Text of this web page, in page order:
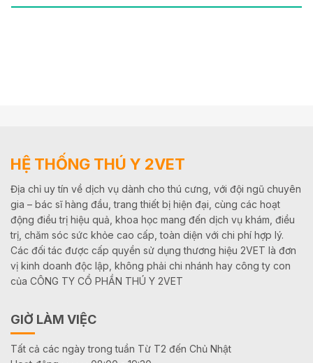
HỆ THỐNG THÚ Y 2VET
Địa chỉ uy tín về dịch vụ dành cho thú cưng, với đội ngũ chuyên
gia – bác sĩ hàng đầu, trang thiết bị hiện đại, cùng các hoạt
động điều trị hiệu quả, khoa học mang đến dịch vụ khám, điều
trị, chăm sóc sức khỏe cao cấp, toàn diện với chi phí hợp lý.
Các đối tác được cấp quyền sử dụng thương hiệu 2VET là đơn
vị kinh doanh độc lập, không phải chi nhánh hay công ty con
của CÔNG TY CỔ PHẦN THÚ Y 2VET
GIỜ LÀM VIỆC
Tất cả các ngày trong tuần Từ T2 đến Chủ Nhật